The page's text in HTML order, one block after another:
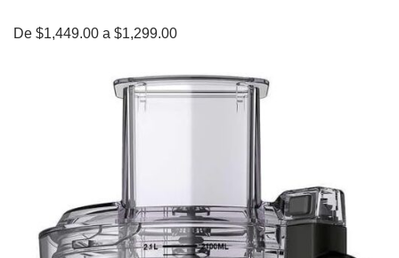
De $1,449.00 a $1,299.00